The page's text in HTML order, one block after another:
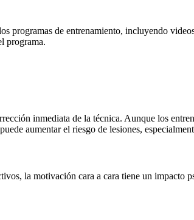
programas de entrenamiento, incluyendo
programa.
inmediata de la técnica. Aunque los
aumentar el riesgo de lesiones,
la motivación cara a cara tiene un